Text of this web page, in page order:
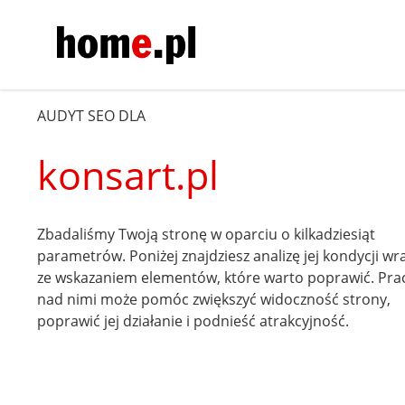
AUDYT SEO DLA
konsart.pl
Zbadaliśmy Twoją stronę w oparciu o kilkadziesiąt
parametrów. Poniżej znajdziesz analizę jej kondycji
ze wskazaniem elementów, które warto poprawić.
nad nimi może pomóc zwiększyć widoczność strony,
poprawić jej działanie i podnieść atrakcyjność.